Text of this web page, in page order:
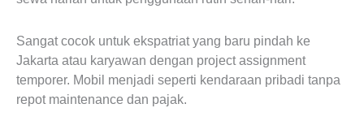
Sangat cocok untuk ekspatriat yang baru pindah ke
Jakarta atau karyawan dengan project assignment
temporer. Mobil menjadi seperti kendaraan pribadi tanpa
repot maintenance dan pajak.